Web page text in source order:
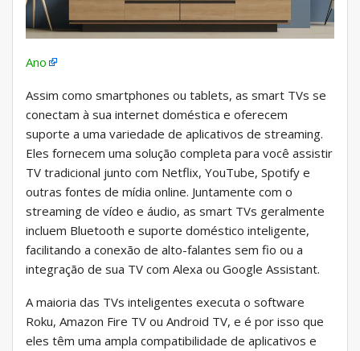
Ano
Assim como smartphones ou tablets, as smart TVs se
conectam à sua internet doméstica e oferecem
suporte a uma variedade de aplicativos de streaming.
Eles fornecem uma solução completa para você assistir
TV tradicional junto com Netflix, YouTube, Spotify e
outras fontes de mídia online. Juntamente com o
streaming de vídeo e áudio, as smart TVs geralmente
incluem Bluetooth e suporte doméstico inteligente,
facilitando a conexão de alto-falantes sem fio ou a
integração de sua TV com Alexa ou Google Assistant.
A maioria das TVs inteligentes executa o software
Roku, Amazon Fire TV ou Android TV, e é por isso que
eles têm uma ampla compatibilidade de aplicativos e